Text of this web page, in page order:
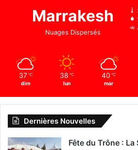
Marrakesh
Nuages Dispersés
37 ℃
dim
38 ℃
lun
40 ℃
mar
Dernières Nouvelles
Fête du Trône :